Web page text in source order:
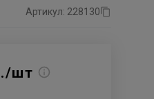
Артикул: 228130
шт